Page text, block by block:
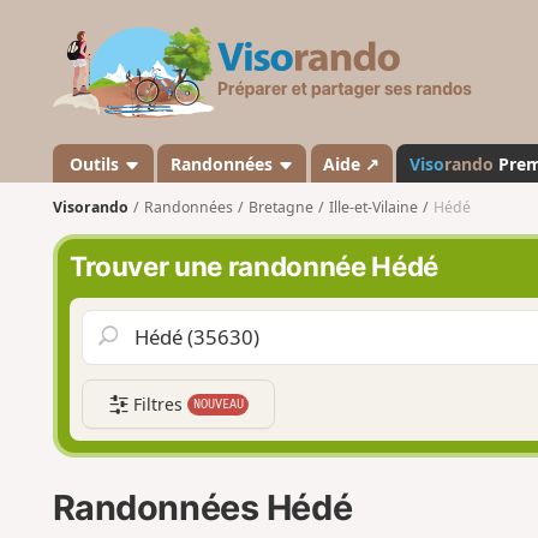
s
a
n
o
Outils Randonnées Aide ↗ Visorando
Visorando Randonnées Bretagne Ille-et-Vilaine Hédé
Trouver une randonnée Hédé
Filtres NOUVEAU
Randonnées Hédé